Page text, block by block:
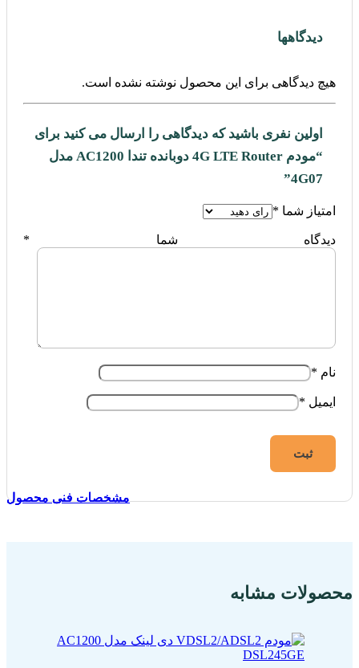
دیدگاهها
هیچ دیدگاهی برای این محصول نوشته نشده است.
اولین نفری باشید که دیدگاهی را ارسال می کنید برای
“مودم 4G LTE Router دوبانده تندا AC1200 مدل
4G07”
امتیاز شما *
دیدگاه شما *
نام *
ایمیل *
محصولات مشابه
مشخصات فنی محصول
مشخصات فنی محصول
مشخصات فنی محصول
مشخصات فنی محصول